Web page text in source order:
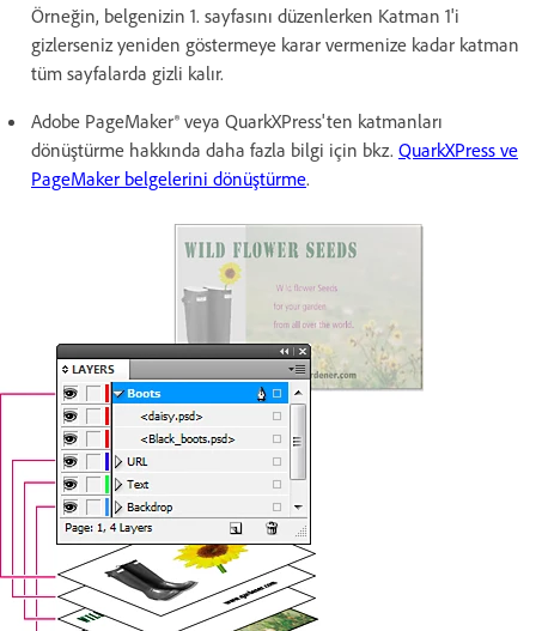
Örneğin, belgenizin 1. sayfasını düzenlerken Katman 1'i
gizlerseniz yeniden göstermeye karar vermenize kadar katman
tüm sayfalarda gizli kalır.
Adobe PageMaker® veya QuarkXPress'ten katmanları
dönüştürme hakkında daha fazla bilgi için bkz. QuarkXPress ve
PageMaker belgelerini dönüştürme.